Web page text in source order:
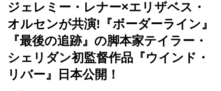
ジェレミー・レナー×エリザベス・
オルセンが共演!『ボーダーライン』
『最後の追跡』の脚本家テイラー・
シェリダン初監督作品『ウインド・
リバー』日本公開！